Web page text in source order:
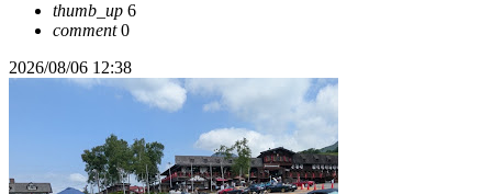
thumb_up 6
comment0
2026/08/06 12:38